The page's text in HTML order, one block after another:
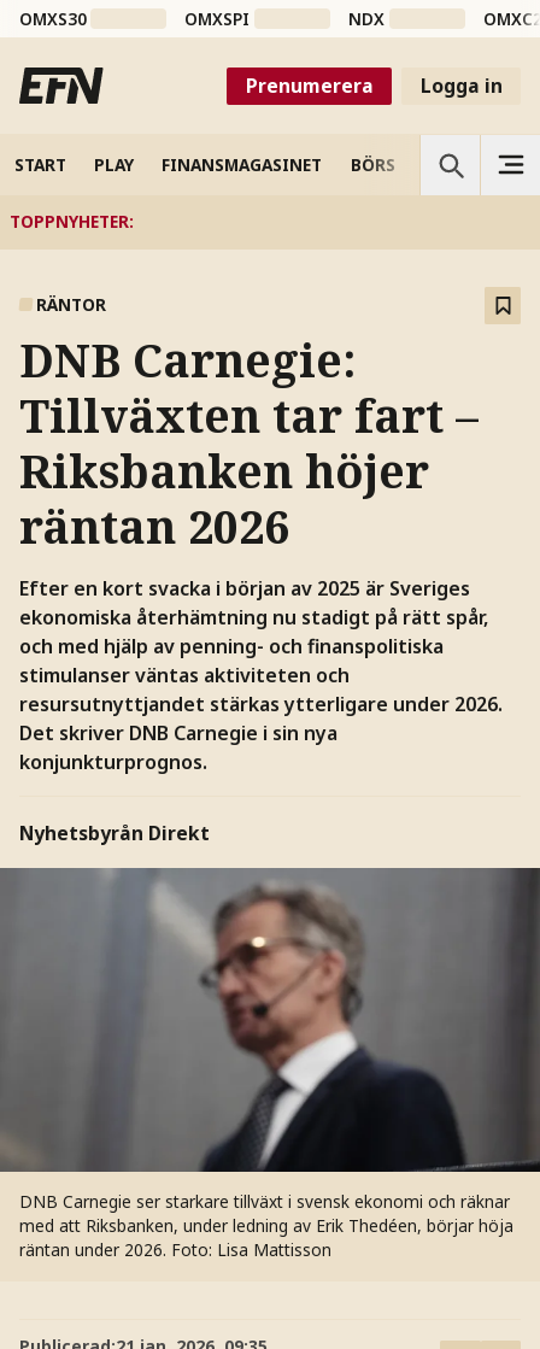
OMXS30 OMXSPI NDX
Prenumerera Logga in
START PLAY FINANSMAGASINET BÖRS VETENSKAP
TOPPNYHETER:
RÄNTOR
DNB Carnegie:
Tillväxten tar fart –
Riksbanken höjer
räntan 2026
Efter en kort svacka i början av 2025 är Sveriges
ekonomiska återhämtning nu stadigt på rätt spår,
och med hjälp av penning- och finanspolitiska
stimulanser väntas aktiviteten och
resursutnyttjandet stärkas ytterligare under 2026.
Det skriver DNB Carnegie i sin nya
konjunkturprognos.
Nyhetsbyrån Direkt
DNB Carnegie ser starkare tillväxt i svensk ekonomi och räknar
med att Riksbanken, under ledning av Erik Thedéen, börjar höja
räntan under 2026. Foto: Lisa Mattisson